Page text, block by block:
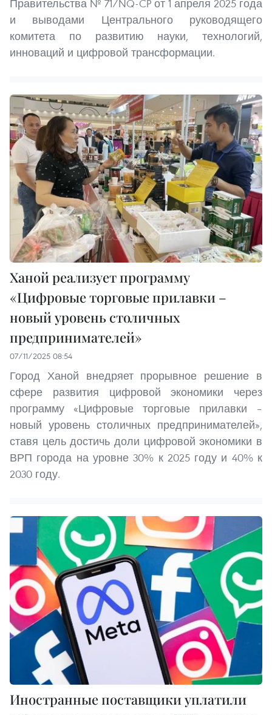
Правительства № 71/NQ-CP от 1 апреля 2025 года
и выводами Центрального руководящего
комитета по развитию науки, технологий,
инноваций и цифровой трансформации.
Ханой реализует программу
«Цифровые торговые прилавки –
новый уровень столичных
предпринимателей»
07/11/2025 08:54
Город Ханой внедряет прорывное решение в
сфере развития цифровой экономики через
программу «Цифровые торговые прилавки –
новый уровень столичных предпринимателей»,
ставя цель достичь доли цифровой экономики в
ВРП города на уровне 30% к 2025 году и 40% к
2030 году.
Иностранные поставщики уплатили